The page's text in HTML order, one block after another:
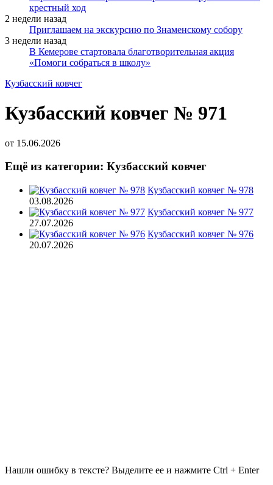
крестный ход
2 недели назад
Приглашаем на экскурсию по Знаменскому собору
3 недели назад
В Кемерове стартовала благотворительная акция
«Помоги собраться в школу»
Кузбасский ковчег
Кузбасский ковчег № 971
от 15.06.2026
Ещё из категории: Кузбасский ковчег
Кузбасский ковчег № 978
03.08.2026
Кузбасский ковчег № 977
27.07.2026
Кузбасский ковчег № 976
20.07.2026
Нашли ошибку в тексте? Выделите ее и нажмите Ctrl + Enter